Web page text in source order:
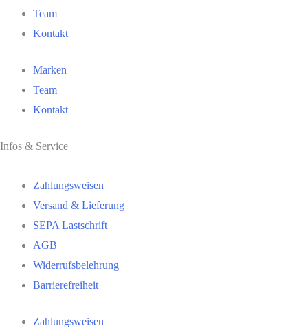
Team
Kontakt
Marken
Team
Kontakt
Infos & Service
Zahlungsweisen
Versand & Lieferung
SEPA Lastschrift
AGB
Widerrufsbelehrung
Barrierefreiheit
Zahlungsweisen